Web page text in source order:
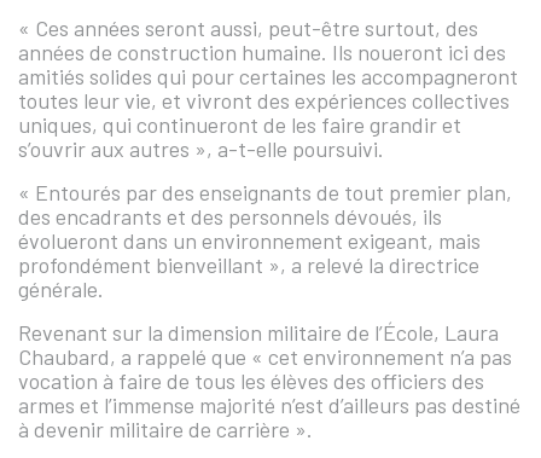
« Ces années seront aussi, peut-être surtout, des
années de construction humaine. Ils noueront ici des
amitiés solides qui pour certaines les accompagneront
toutes leur vie, et vivront des expériences collectives
uniques, qui continueront de les faire grandir et
s’ouvrir aux autres », a-t-elle poursuivi.
« Entourés par des enseignants de tout premier plan,
des encadrants et des personnels dévoués, ils
évolueront dans un environnement exigeant, mais
profondément bienveillant », a relevé la directrice
générale.
Revenant sur la dimension militaire de l’École, Laura
Chaubard, a rappelé que « cet environnement n’a pas
vocation à faire de tous les élèves des officiers des
armes et l’immense majorité n’est d’ailleurs pas destiné
à devenir militaire de carrière ».